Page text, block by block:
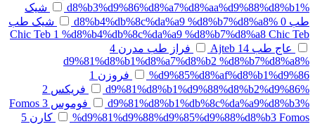
%d8%b3%d9%86%d8%a7%d8%aa%d9%88%d8%b1
شیک
طب 0
%d8%b4%db%8c%da%a9 %d8%b7%d8%a8
شیک طب
Chic Teb 1 %d8%b4%db%8c%da%a9 %d8%b7%d8%a8 Chic Teb
عاج طب 14
Ajteb فراز طب مدرن 4
%d9%81%d8%b1%d8%a7%d8%b2 %d8%b7%d8%a8
%d9%85%d8%af%d8%b1%d9%86
فروزن 1
%d9%81%d8%b1%d9%88%d8%b2%d9%86
فریکس 2
%d9%81%d8%b1%db%8c%da%a9%d8%b3
فوموس Fomos 3
%d9%81%d9%88%d9%85%d9%88%d8%b3 Fomos
کارن 5